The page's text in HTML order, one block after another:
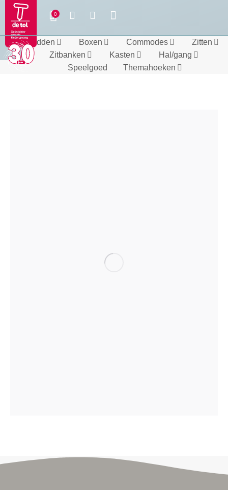
Bedden Boxen Commodes
Zitten
Zitbanken
Kasten
Hal/gang
Speelgoed
Themahoeken